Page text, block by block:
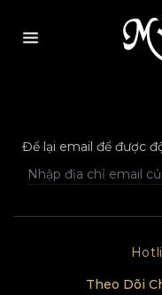
Để lại email để được
Theo Dõi